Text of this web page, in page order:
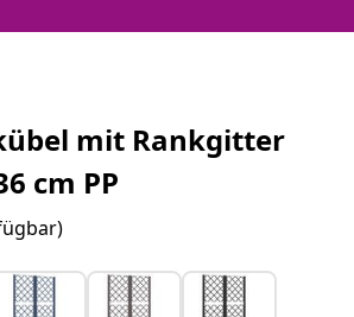
mit Rankgitter
cm PP